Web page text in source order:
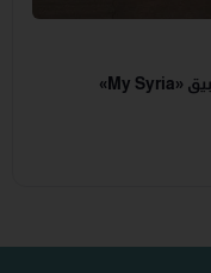
لأول مرة في سوريا.. السياحة تطلق تطبيق «‏My Syria‏»